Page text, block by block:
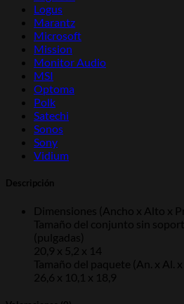
Logus
Marantz
Microsoft
Mission
Monitor Audio
MSI
Optoma
Polk
Satechi
Sonos
Sony
Vidium
Descripción
Dimensiones (Ancho x Alto x
Tamaño del conjunto sin
(pulgadas)
20,9 x 5,2 x 14
Tamaño del paquete (An. x Al.
26,6 x 10,1 x 18,9